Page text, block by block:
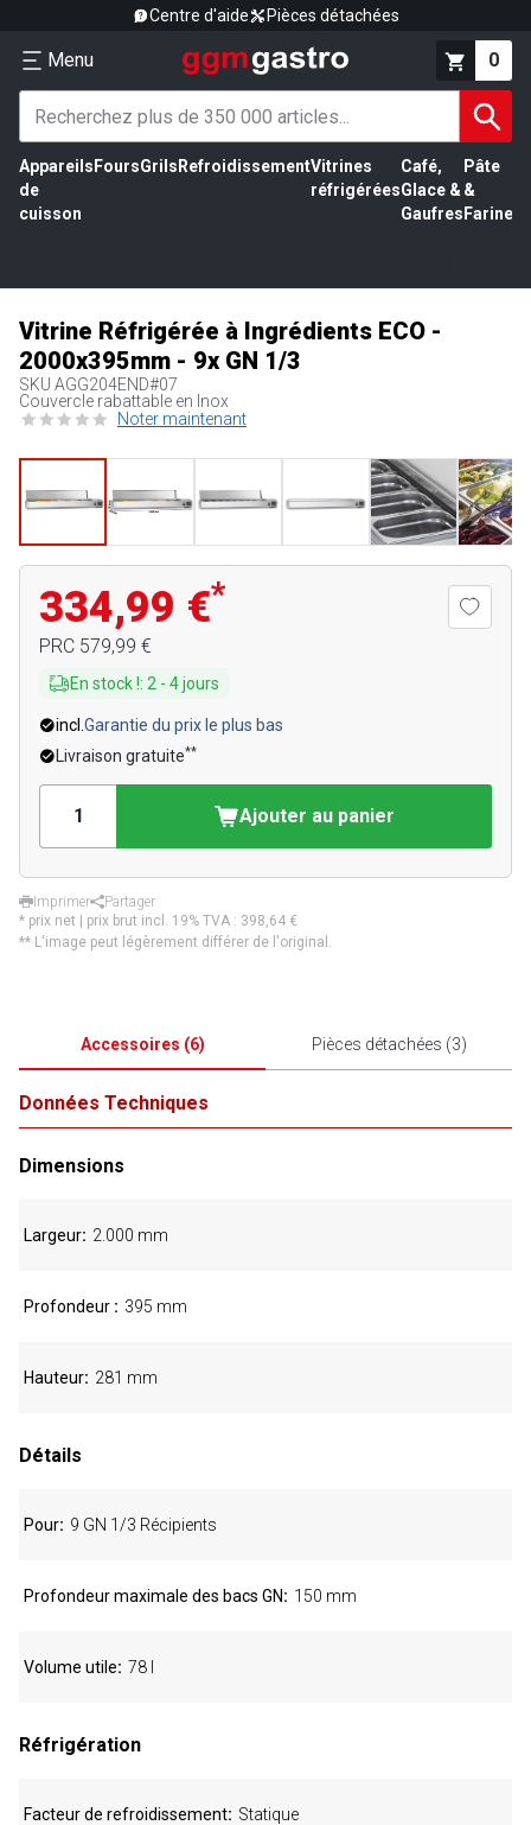
Centre d'aide Pièces détachées
Menu 0
Appareils
de
cuisson
FoursGrils RefroidissementVitrines
réfrigérées
Café,
Glace &
Gaufres
Pâte
&
Farine
Vitrine Réfrigérée à Ingrédients ECO -
2000x395mm - 9x GN 1/3
SKU AGG204END#07
Couvercle rabattable en Inox
Noter maintenant
334,99 €*
PRC 579,99 €
En stock !: 2 - 4jours
incl. Garantie du prix le plus bas
Livraison gratuite**
Ajouter au panier
Imprimer
Partager
* prix net | prix brut incl. 19% TVA : 398,64 €
** L'image peut légèrement différer de l'original.
Accessoires (6) Pièces détachées (3)
Données Techniques
Dimensions
Largeur 2.000 mm
Profondeur 395 mm
Hauteur 281 mm
Détails
Pour 9 GN 1/3 Récipients
Profondeur maximale des bacs GN 150 mm
Volume utile 78 l
Réfrigération
Facteur de refroidissement Statique